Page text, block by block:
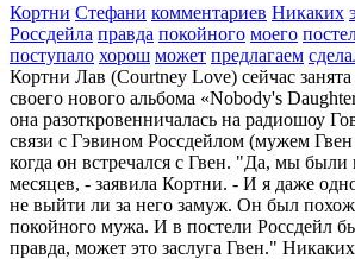
Кортни Стефани комментариев Никаких
Россдейла правда покойного моего
поступало хорош может предлагаем
Кортни Лав (Courtney Love) сейчас
своего нового альбома «Nobody's
она разоткровенничалась на радиошоу
связи с Гэвином Россдейлом (мужем
когда он встречался с Гвен. "Да, мы были
месяцев, - заявила Кортни. - И я даже
не выйти ли за него замуж. Он был
покойного мужа. И в постели Россдейл
правда, может это заслуга Гвен."